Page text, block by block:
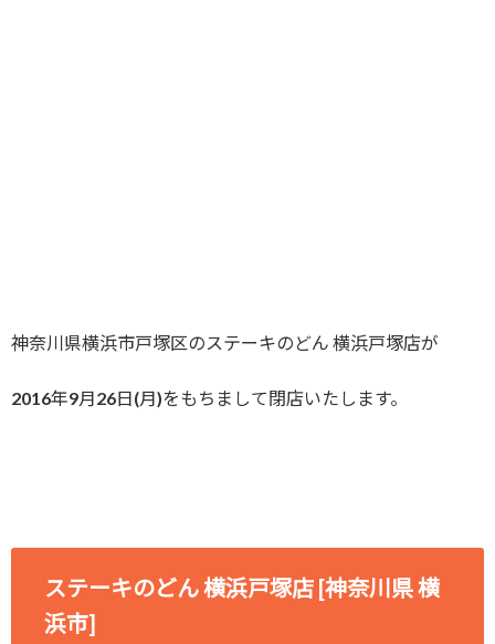
神奈川県横浜市戸塚区のステーキのどん 横浜戸塚店が
2016年9月26日(月)をもちまして閉店いたします。
ステーキのどん 横浜戸塚店 [神奈川県 横
浜市]